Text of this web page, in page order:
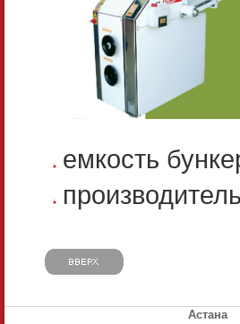
емкость
Астана